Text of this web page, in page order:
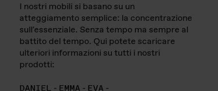
I nostri mobili si basano su un
atteggiamento semplice: la concentrazione
sull'essenziale. Senza tempo ma sempre al
battito del tempo. Qui potete scaricare
ulteriori informazioni su tutti i nostri
prodotti:
DANIEL - EMMA - EVA -